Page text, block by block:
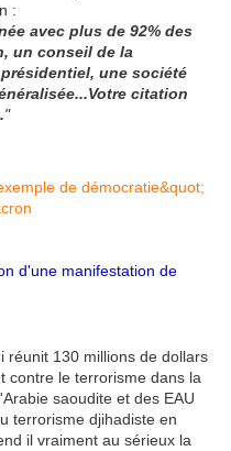
:
avec plus de 92% des
un conseil de la
une société
citation
"
d'une manifestation de
réunit 130 millions de dollars
contre le terrorisme dans la
saoudite et des EAU
terrorisme djihadiste en
il vraiment au sérieux la